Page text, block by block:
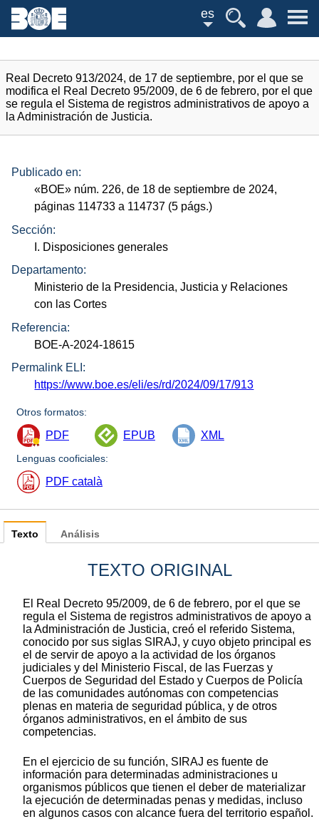
es
Real Decreto 913/2024, de 17 de septiembre, por el que se
modifica el Real Decreto 95/2009, de 6 de febrero, por el que
se regula el Sistema de registros administrativos de apoyo a
la Administración de Justicia.
Publicado en:
«BOE» núm. 226, de 18 de septiembre de 2024,
páginas 114733 a 114737 (5 págs.)
Sección:
I. Disposiciones generales
Departamento:
Ministerio de la Presidencia, Justicia y Relaciones
con las Cortes
Referencia:
BOE-A-2024-18615
Permalink ELI:
https://www.boe.es/eli/es/rd/2024/09/17/913
Otros formatos:
PDF EPUB XML
Lenguas cooficiales:
PDF català
Texto
TEXTO ORIGINAL
El Real Decreto 95/2009, de 6 de febrero, por el que se
regula el Sistema de registros administrativos de apoyo a
la Administración de Justicia, creó el referido Sistema,
conocido por sus siglas SIRAJ, y cuyo objeto principal es
el de servir de apoyo a la actividad de los órganos
judiciales y del Ministerio Fiscal, de las Fuerzas y
Cuerpos de Seguridad del Estado y Cuerpos de Policía
de las comunidades autónomas con competencias
plenas en materia de seguridad pública, y de otros
órganos administrativos, en el ámbito de sus
competencias.
En el ejercicio de su función, SIRAJ es fuente de
información para determinadas administraciones u
organismos públicos que tienen el deber de materializar
la ejecución de determinadas penas y medidas, incluso
en algunos casos con alcance fuera del territorio español.
Análisis